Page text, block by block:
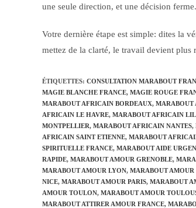
une seule direction, et une décision ferme.
Votre dernière étape est simple: dites la
mettez de la clarté, le travail devient plus
ÉTIQUETTES: CONSULTATION MARABOUT
MAGIE BLANCHE FRANCE, MAGIE ROUGE
MARABOUT AFRICAIN BORDEAUX, MARABOUT
AFRICAIN LE HAVRE, MARABOUT AFRICAIN
MONTPELLIER, MARABOUT AFRICAIN NANTES,
AFRICAIN SAINT ETIENNE, MARABOUT
SPIRITUELLE FRANCE, MARABOUT AIDE
RAPIDE, MARABOUT AMOUR GRENOBLE,
MARABOUT AMOUR LYON, MARABOUT
NICE, MARABOUT AMOUR PARIS, MARABOUT
AMOUR TOULON, MARABOUT AMOUR
MARABOUT ATTIRER AMOUR FRANCE,